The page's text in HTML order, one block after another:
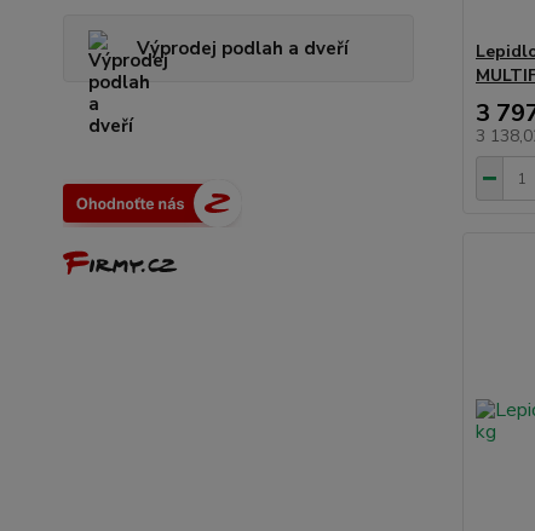
Výprodej podlah a dveří
3
3